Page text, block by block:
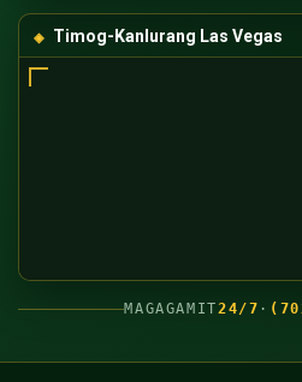
Timog-Kanlurang Las Vegas
MAGAGAMIT24/7 ·